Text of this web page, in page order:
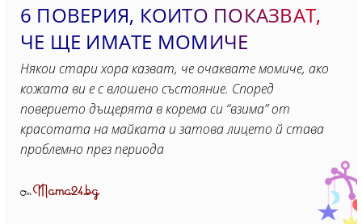
6 ПОВЕРИЯ, КОИТО ПОКАЗВАТ,
ЧЕ ЩЕ ИМАТЕ МОМИЧЕ
Някои стари хора казват, че очаквате момиче, ако
кожата ви е с влошено състояние. Според
поверието дъщерята в корема си “взима” от
красотата на майката и затова лицето й става
проблемно през периода
ОтMama24.bg